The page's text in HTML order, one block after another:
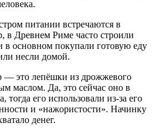
питании встречаются в
в Древнем Риме часто строили
в основном покупали готовую еду
несли домой.
— это лепёшки из дрожжевого
маслом. Да, это сейчас оно в
его использовали из-за его
и «нажористости». Начинку
денег.